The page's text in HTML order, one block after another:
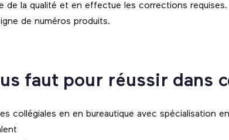
de la qualité et en effectue les corrections requises.
de numéros produits.
faut pour réussir dans
collégiales en en bureautique avec spécialisation